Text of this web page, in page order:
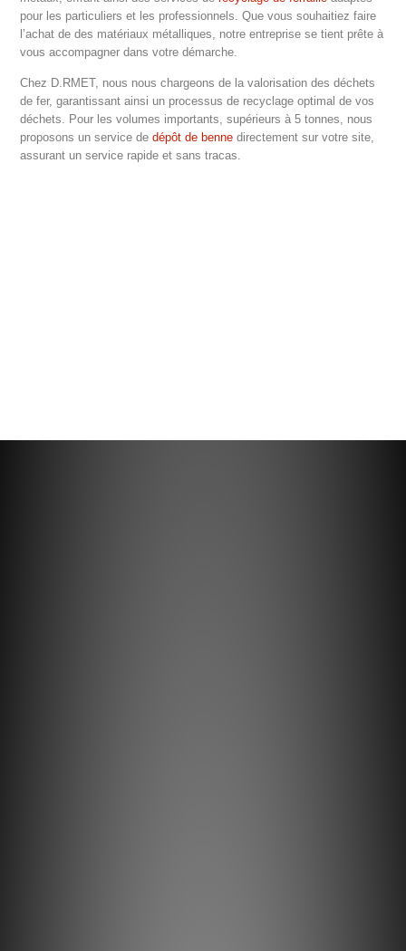
pour les particuliers et les professionnels. Que vous souhaitiez faire
l’achat de des matériaux métalliques, notre entreprise se tient prête à
vous accompagner dans votre démarche.
Chez D.RMET, nous nous chargeons de la valorisation des déchets
de fer, garantissant ainsi un processus de recyclage optimal de vos
déchets. Pour les volumes importants, supérieurs à 5 tonnes, nous
proposons un service dedépôt de benne directement sur votre site,
assurant un service rapide et sans tracas.